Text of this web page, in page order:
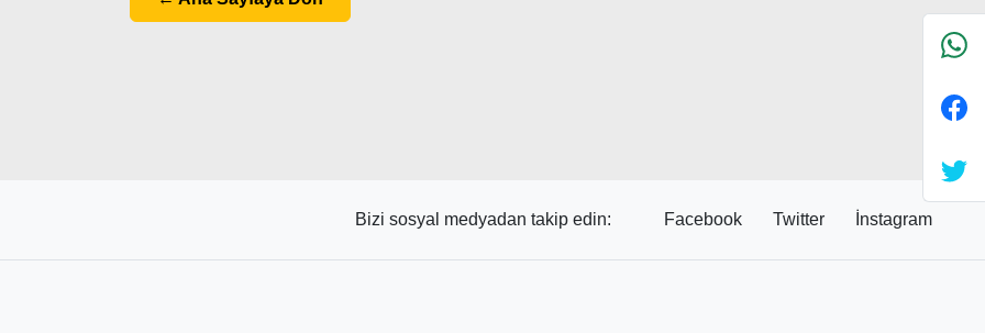
Bizi sosyal medyadan takip edin: Facebook Twitter İnstagram